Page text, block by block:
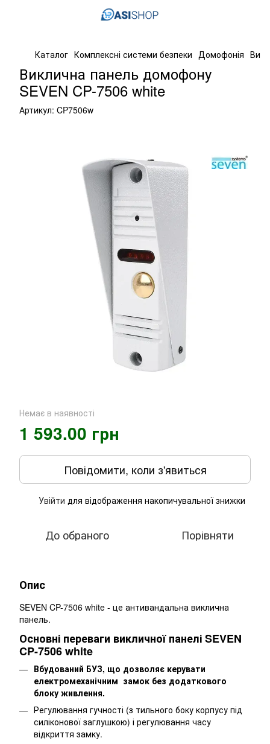
Каталог Комплексні системи безпеки Домофонія
Виклична панель домофону
SEVEN CP-7506 white
Артикул: CP7506w
Немає в наявності
1 593.00 грн
Повідомити, коли з'явиться
Увійти для відображення накопичувальної знижки
До обраного Порівняти
Опис
SEVEN CP-7506 white - це антивандальна виклична
панель.
Основні переваги викличної панелі SEVEN
CP-7506 white
Вбудований БУЗ, що дозволяє керувати
електромеханічним замок без додаткового
блоку живлення.
Регулювання гучності (з тильного боку корпусу під
силіконової заглушкою) і регулювання часу
відкриття замку.